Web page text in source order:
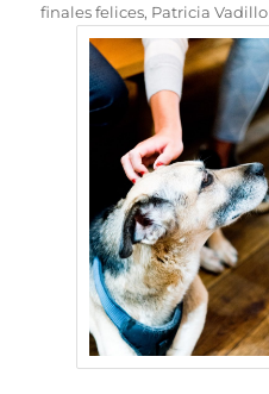
el
finales felices, Patricia Vadillo